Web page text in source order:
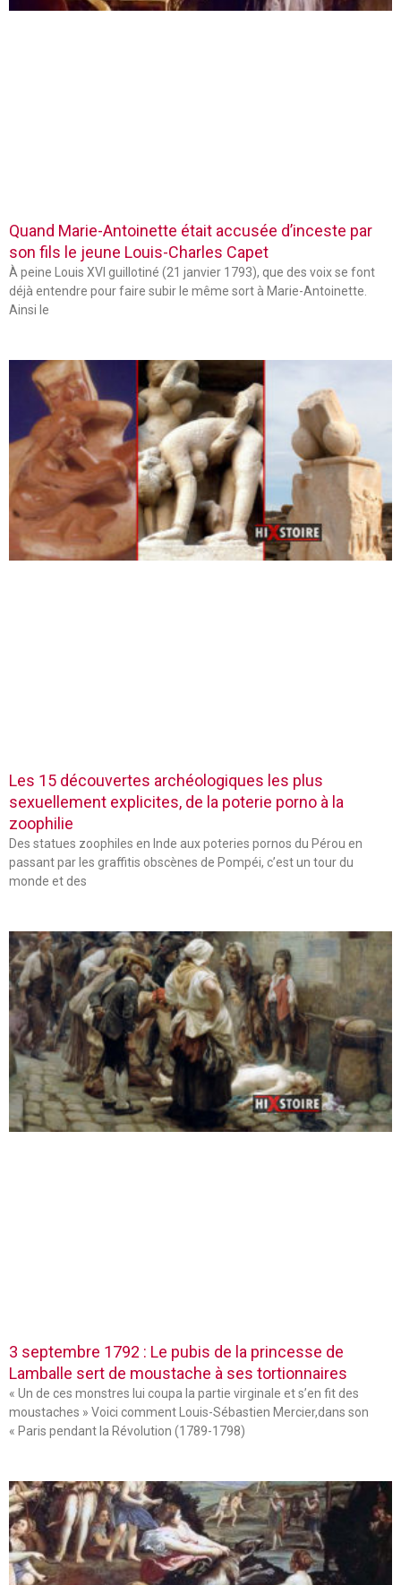
Quand Marie-Antoinette était accusée d’inceste par
son fils le jeune Louis-Charles Capet
À peine Louis XVI guillotiné (21 janvier 1793), que des voix se font
déjà entendre pour faire subir le même sort à Marie-Antoinette.
Ainsi le
Les 15 découvertes archéologiques les plus
sexuellement explicites, de la poterie porno à la
zoophilie
Des statues zoophiles en Inde aux poteries pornos du Pérou en
passant par les graffitis obscènes de Pompéi, c’est un tour du
monde et des
3 septembre 1792 : Le pubis de la princesse de
Lamballe sert de moustache à ses tortionnaires
« Un de ces monstres lui coupa la partie virginale et s’en fit des
moustaches » Voici comment Louis-Sébastien Mercier,dans son
« Paris pendant la Révolution (1789-1798)